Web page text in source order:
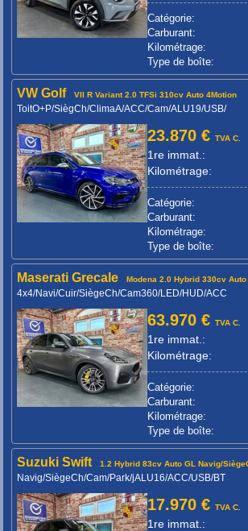
Catégorie:
Carburant:
Kilométrage:
Type de boîte:
VW Golf VII R Variant 2.0 TFSi 310cv Auto 4Motion
ToitO+P/SiègCh/ClimaA/ACC/Cam/ALU19/USB/
23.870 €TVA C.
1re immat.:
Kilométrage:
Catégorie:
Carburant:
Kilométrage:
Type de boîte:
Maserati Grecale Modena 2.0 Hybrid 330cv
4x4/Navi/Cuir/SiègeCh/Cam360/LED/HUD/ACC
63.970 €TVA C.
1re immat.:
Kilométrage:
Catégorie:
Carburant:
Kilométrage:
Type de boîte:
Suzuki Swift 1.2 Hybrid 83cv Auto GL Navig/
Navig/SiègeCh/Cam/Park/jALU16/ACC/USB/BT
17.970 €TVA C.
1re immat.: